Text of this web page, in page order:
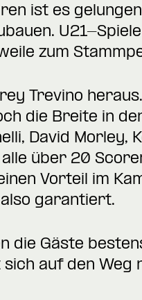
ist es
U21-
zum
Trevino
die Breite in
David Morley,
über 20
Vorteil im
garantiert.
die Gäste
auf den Weg